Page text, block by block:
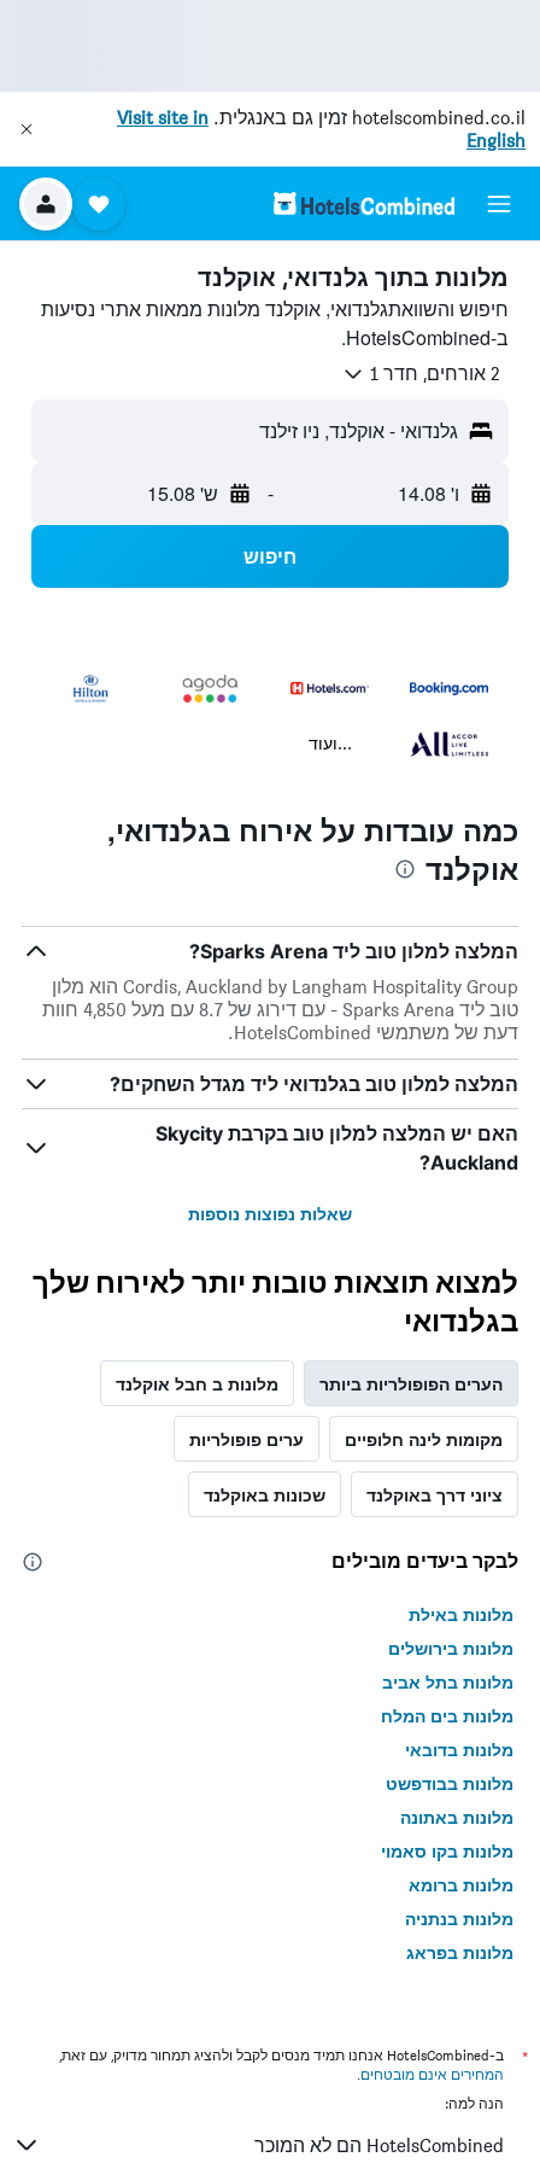
hotelscombined.co.il זמין גם באנגלית. Visit site in
English
מלונות בתוך גלנדואי, אוקלנד
חיפוש והשוואתגלנדואי, אוקלנד מלונות ממאות אתרי נסיעות
ב-HotelsCombined.
2 אורחים, חדר 1
גלנדואי - אוקלנד, ניו זילנד
ו' 14.08 - ש' 15.08
חיפוש
...ועוד
כמה עובדות על אירוח בגלנדואי,
אוקלנד
המלצה למלון טוב ליד Sparks Arena?
Cordis, Auckland by Langham Hospitality Group הוא מלון
טוב ליד Sparks Arena - עם דירוג של 8.7 עם מעל 4,850 חוות
דעת של משתמשי HotelsCombined.
המלצה למלון טוב בגלנדואי ליד מגדל השחקים?
האם יש המלצה למלון טוב בקרבת Skycity
Auckland?
שאלות נפוצות נוספות
למצוא תוצאות טובות יותר לאירוח שלך
בגלנדואי
הערים הפופולריות ביותר מלונות ב חבל אוקלנד
מקומות לינה חלופיים ערים פופולריות
ציוני דרך באוקלנד שכונות באוקלנד
לבקר ביעדים מובילים
מלונות באילת
מלונות בירושלים
מלונות בתל אביב
מלונות בים המלח
מלונות בדובאי
מלונות בבודפשט
מלונות באתונה
מלונות בקו סאמוי
מלונות ברומא
מלונות בנתניה
מלונות בפראג
מלונות בניו יורק
מלונות בבנגקוק
מלונות בבוקרשט
*
ב-HotelsCombined אנחנו תמיד מנסים לקבל ולהציג תמחור מדויק, עם זאת,
המחירים אינם מובטחים.
הנה למה:
HotelsCombined הם לא המוכר